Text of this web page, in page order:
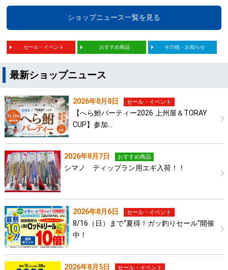
ショップニュース一覧を見る
セール・イベント おすすめ商品 その他・お知らせ
最新ショップニュース
2026年8月8日 セール・イベント
【へら鮒パーティー2026 上州屋＆TORAY
CUP】参加…
2026年8月7日 おすすめ商品
シマノ ティップラン用エギ入荷！！
2026年8月6日 セール・イベント
8/16（日）まで“夏得！ガッ釣りセール”開催
中！
2026年8月5日 セール・イベント